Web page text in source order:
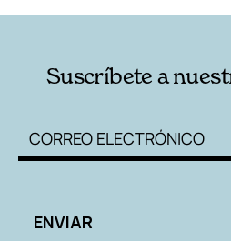
Suscríbete a